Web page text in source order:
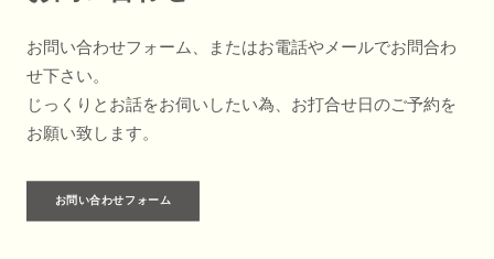
お問い合わせフォーム、またはお電話やメールでお問合わ
せ下さい。
じっくりとお話をお伺いしたい為、お打合せ日のご予約を
お願い致します。
お問い合わせフォーム